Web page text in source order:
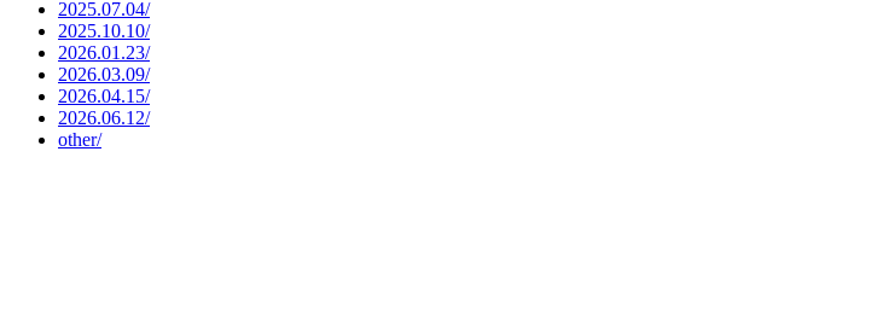
2025.07.04/
2025.10.10/
2026.01.23/
2026.03.09/
2026.04.15/
2026.06.12/
other/